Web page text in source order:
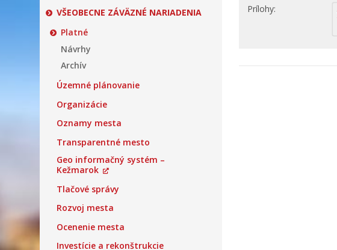
VŠEOBECNE ZÁVÄZNÉ NARIADENIA
Platné
Návrhy
Archív
Územné plánovanie
Organizácie
Oznamy mesta
Transparentné mesto
Geo informačný systém –
Kežmarok
Tlačové správy
Rozvoj mesta
Ocenenie mesta
Investície a rekonštrukcie
Prílohy